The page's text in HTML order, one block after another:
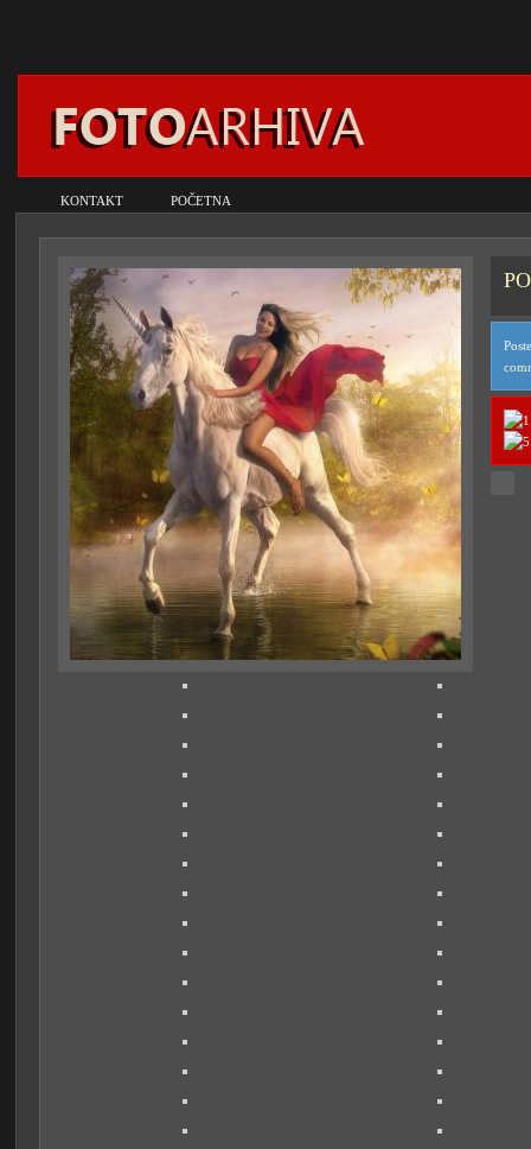
KONTAKT POČETNA